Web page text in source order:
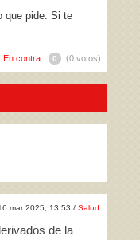
que pide. Si te
En contra 0 (0 votos)
mar 2025, 13:53 / Salud
de la